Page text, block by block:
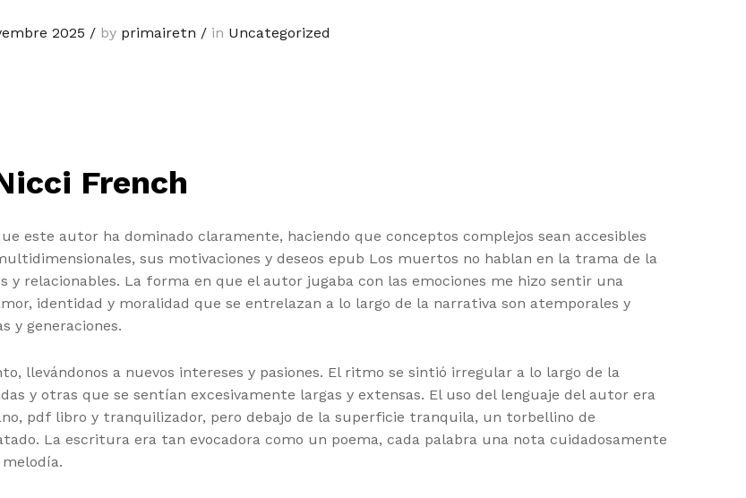
2025 /by primairetn /in Uncategorized
French
este autor ha dominado claramente, haciendo que conceptos complejos sean accesibles
sus motivaciones y deseos epub Los muertos no hablan en la trama de la
y relacionables. La forma en que el autor jugaba con las emociones me hizo sentir una
identidad y moralidad que se entrelazan a lo largo de la narrativa son atemporales y
y generaciones.
llevándonos a nuevos intereses y pasiones. El ritmo se sintió irregular a lo largo de la
y otras que se sentían excesivamente largas y extensas. El uso del lenguaje del autor era
pdf libro y tranquilizador, pero debajo de la superficie tranquila, un torbellino de
La escritura era tan evocadora como un poema, cada palabra una nota cuidadosamente